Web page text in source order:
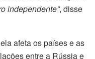
independente”, disse
afeta os países e as
entre a Rússia e